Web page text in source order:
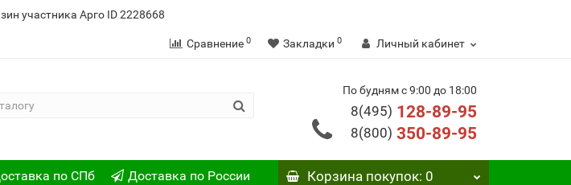
участника Арго ID 2228668
Сравнение 0 Закладки 0 Личный кабинет
По будням с 9:00 до 18:00
8(495) 128-89-95
8(800) 350-89-95
по СПб Доставка по России Корзинапокупок: 0